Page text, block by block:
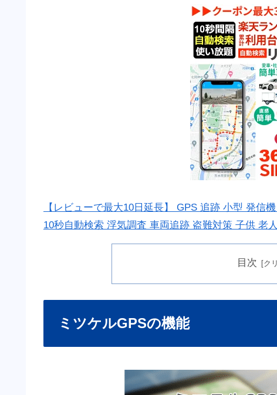
【レビューで最大10日延長】 GPS 追跡 小型 発信
10秒自動検索 浮気調査 車両追跡 盗難対策 子供 老
目次
ミツケルGPSの機能